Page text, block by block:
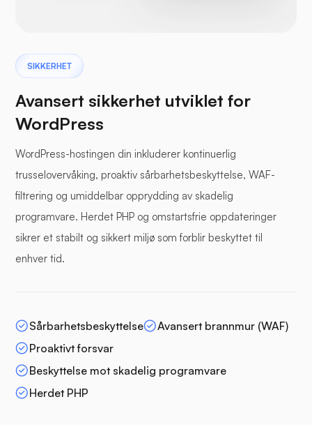
SIKKERHET
Avansert sikkerhet utviklet for
WordPress
WordPress-hostingen din inkluderer kontinuerlig
trusselovervåking, proaktiv sårbarhetsbeskyttelse, WAF-
filtrering og umiddelbar opprydding av skadelig
programvare. Herdet PHP og omstartsfrie oppdateringer
sikrer et stabilt og sikkert miljø som forblir beskyttet til
enhver tid.
Sårbarhetsbeskyttelse
Avansert brannmur (WAF)
Proaktivt forsvar
Beskyttelse mot skadelig programvare
Herdet PHP